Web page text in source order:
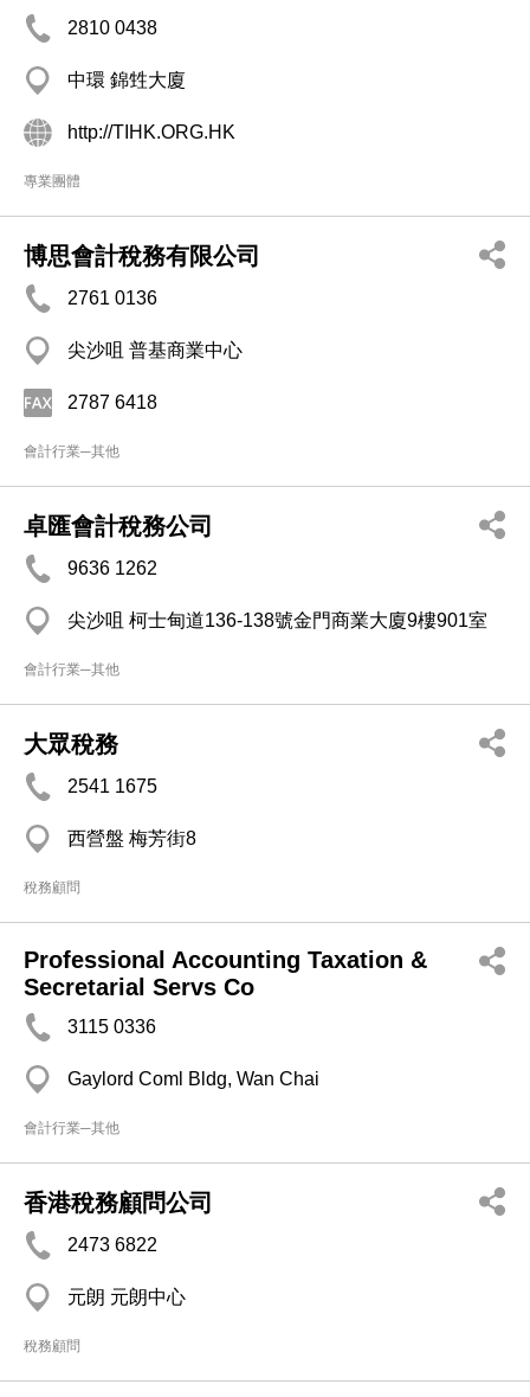
2810 0438
中環 錦甡大廈
http://TIHK.ORG.HK
專業團體
博思會計稅務有限公司
2761 0136
尖沙咀 普基商業中心
2787 6418
會計行業─其他
卓匯會計稅務公司
9636 1262
尖沙咀 柯士甸道136-138號金門商業大廈9樓901室
會計行業─其他
大眾稅務
2541 1675
西營盤 梅芳街8
稅務顧問
Professional Accounting Taxation &
Secretarial Servs Co
3115 0336
Gaylord Coml Bldg, Wan Chai
會計行業─其他
香港稅務顧問公司
2473 6822
元朗 元朗中心
稅務顧問